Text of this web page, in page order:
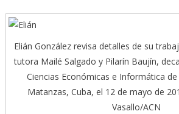
Elián González revisa detalles de su
tutora Mailé Salgado y Pilarín Baujín,
Ciencias Económicas e Informática
Matanzas, Cuba, el 12 de mayo de
Vasallo/ACN